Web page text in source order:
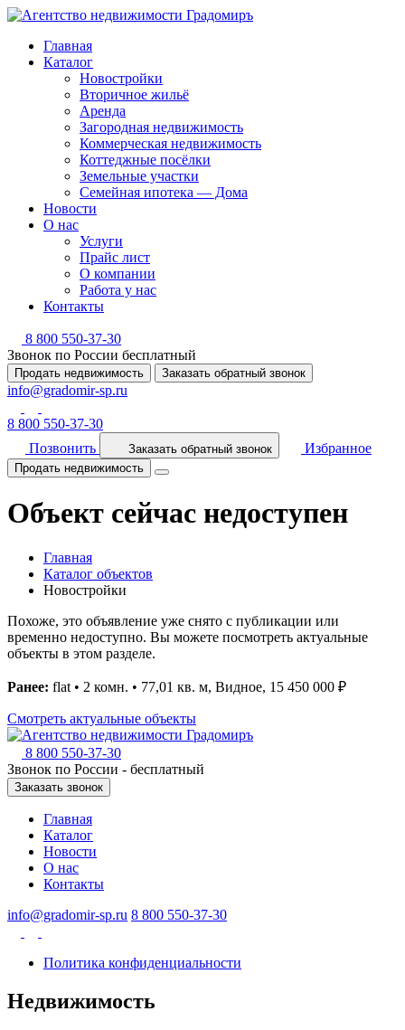
Главная
Каталог
Новостройки
Вторичное жильё
Аренда
Загородная недвижимость
Коммерческая недвижимость
Коттеджные посёлки
Земельные участки
Семейная ипотека — Дома
Новости
О нас
Услуги
Прайс лист
О компании
Работа у нас
Контакты
8 800 550-37-30
Звонок по России бесплатный
Продать недвижимость Заказать обратный звонок
info@gradomir-sp.ru
8 800 550-37-30
Позвонить
Заказать обратный звонок Избранное
Продать недвижимость
Объект сейчас недоступен
Главная
Каталог объектов
Новостройки
Похоже, это объявление уже снято с публикации или
временно недоступно. Вы можете посмотреть актуальные
объекты в этом разделе.
Ранее: flat • 2 комн. • 77,01 кв. м, Видное, 15 450 000 ₽
Смотреть актуальные объекты
8 800 550-37-30
Звонок по России - бесплатный
Заказать звонок
Главная
Каталог
Новости
О нас
Контакты
info@gradomir-sp.ru 8 800 550-37-30
Политика конфиденциальности
Недвижимость